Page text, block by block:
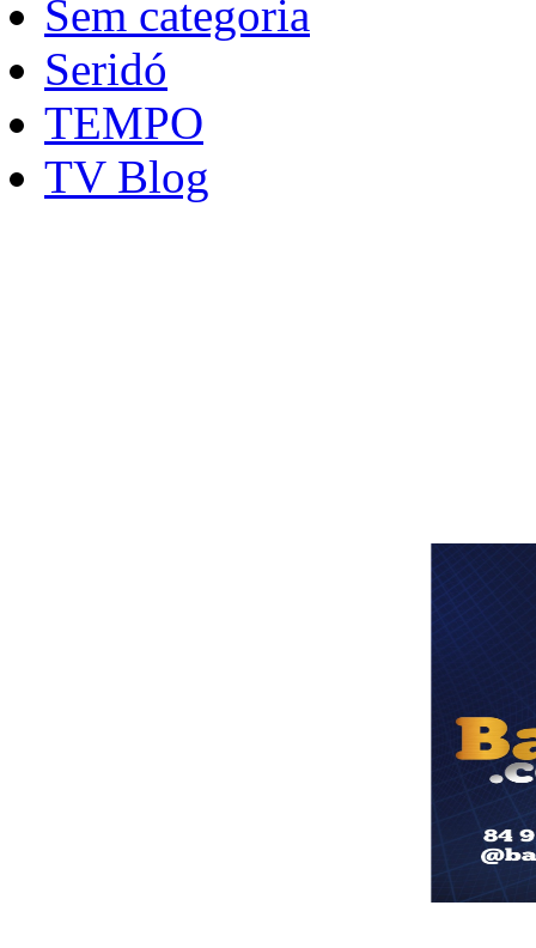
Sem categoria
Seridó
TEMPO
TV Blog